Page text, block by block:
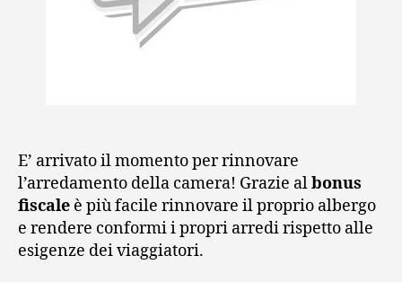
E’ arrivato il momento per rinnovare
l’arredamento della camera! Grazie albonus
fiscale è più facile rinnovare il proprio albergo
e rendere conformi i propri arredi rispetto alle
esigenze dei viaggiatori.